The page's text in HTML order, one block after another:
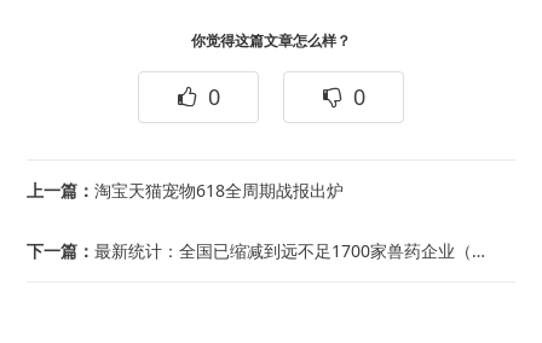
你觉得这篇文章怎么样？
0 0
上一篇：淘宝天猫宠物618全周期战报出炉
下一篇：最新统计：全国已缩减到远不足1700家兽药企业（截至2025年6月12日）